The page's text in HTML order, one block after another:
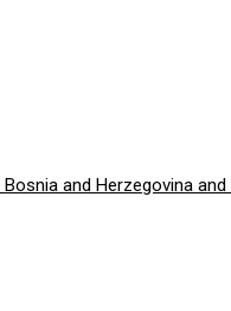
and Herzegovina and